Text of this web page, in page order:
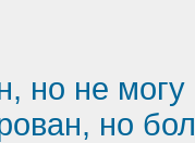
но не могу
но